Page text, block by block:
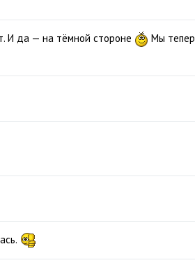
И да — на тёмной стороне
Мы